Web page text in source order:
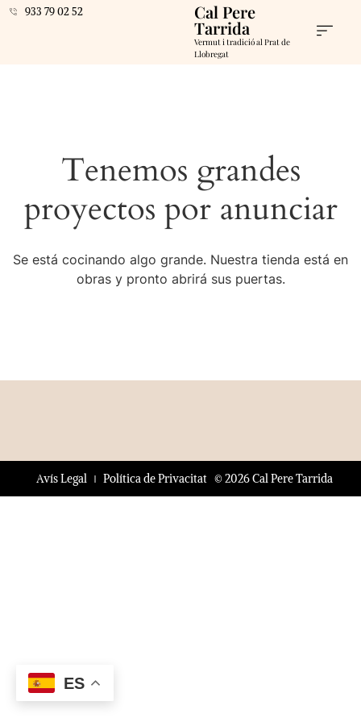
933 79 02 52 Cal Pere
Tarrida
Vermut i tradició al Prat de
Llobregat
Tenemos grandes
proyectos por anunciar
Se está cocinando algo grande. Nuestra tienda está en
obras y pronto abrirá sus puertas.
© 2026 Cal Pere Tarrida
Avís Legal Política de Privacitat
ES